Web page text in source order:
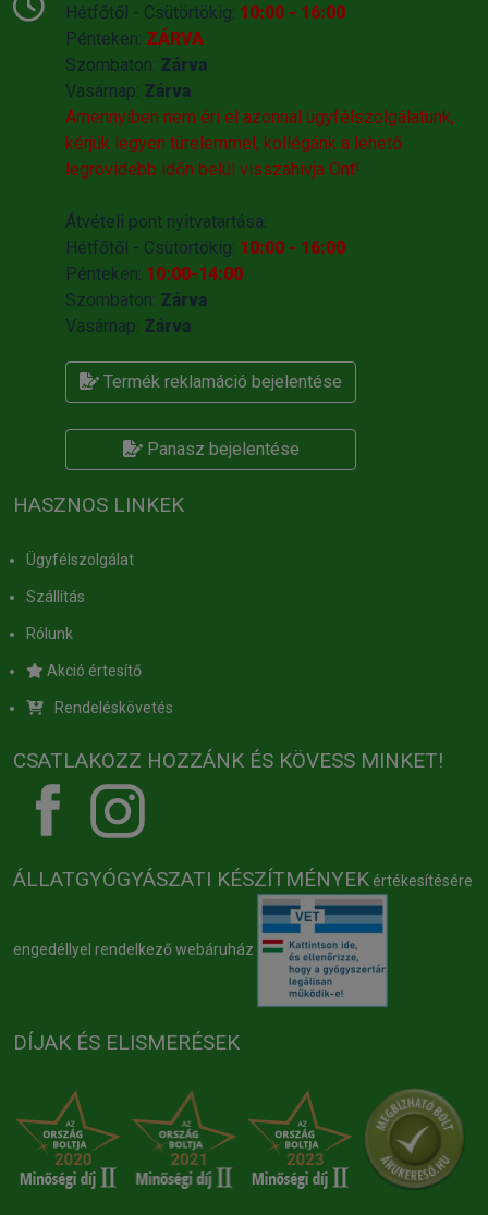
Hétfőtől - Csütörtökig: 10:00 - 16:00
Pénteken: ZÁRVA
Szombaton: Zárva
Vasárnap: Zárva
Amennyiben nem éri el azonnal ügyfélszolgálatunk,
kérjük legyen türelemmel, kollégánk a lehető
legrövidebb időn belül visszahivja Önt!
Átvételi pont nyitvatartása:
Hétfőtől - Csütörtökig: 10:00 - 16:00
Pénteken: 10:00-14:00
Szombaton: Zárva
Vasárnap: Zárva
Termék reklamáció bejelentése
Panasz bejelentése
HASZNOS LINKEK
Ügyfélszolgálat
Szállítás
Rólunk
Akció értesítő
Rendeléskövetés
CSATLAKOZZ HOZZÁNK ÉS KÖVESS MINKET!
ÁLLATGYÓGYÁSZATI KÉSZÍTMÉNYEK értékesítésére
engedéllyel rendelkező webáruház
DÍJAK ÉS ELISMERÉSEK